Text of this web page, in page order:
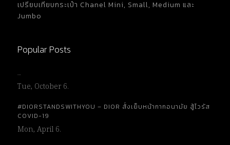
เปรียบเทียบกระเป๋า Chanel Mini, Small, Medium และ
Jumbo
Popular Posts
…
Tue, October 6.
#DIORSTANDSWITHYOU – DIOR สั่งเย็บหน้ากากอนามัย สู้ไวรัส
COVID-19
Mon, April 6.